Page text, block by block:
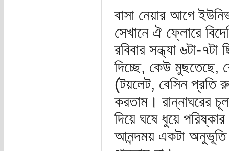
বাসা নেয়ার আগে
সেখানে ঐ ফ্লোরে
রবিবার সন্ধ্যা ৬টা-
দিচ্ছে, কেউ মুছতেছে,
(টয়লেট, বেসিন প্রতি
করতাম। রান্নাঘরের
দিয়ে ঘষে ধুয়ে
আনন্দময় একটা অনুভূতি